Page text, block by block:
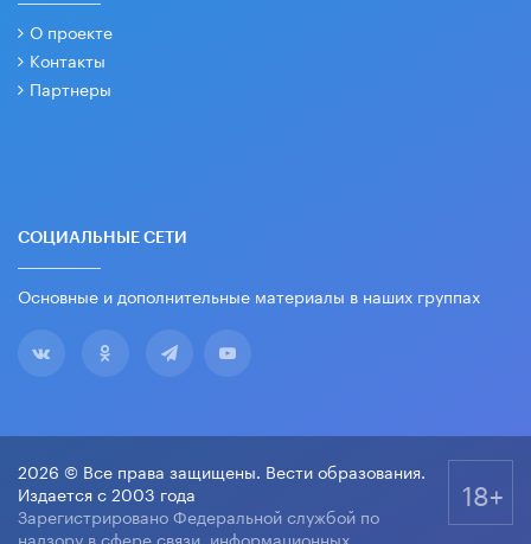
О проекте
Контакты
Партнеры
СОЦИАЛЬНЫЕ СЕТИ
Основные и дополнительные материалы в наших группах
2026 © Все права защищены. Вести образования.
Издается с 2003 года
Зарегистрировано Федеральной службой по
надзору в сфере связи, информационных
18+